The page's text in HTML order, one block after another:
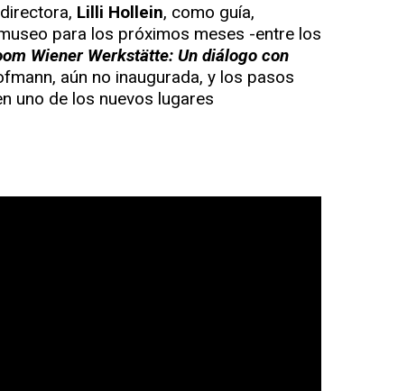
Lilli Hollein, como guía,
para los próximos meses -entre los
Wiener Werkstätte: Un diálogo con
aún no inaugurada, y los pasos
uno de los nuevos lugares